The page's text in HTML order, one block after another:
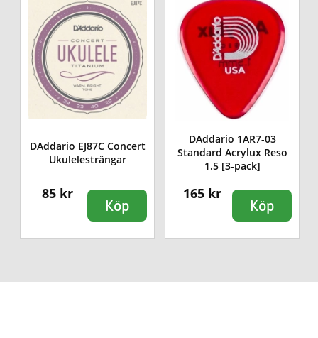
DAddario EJ87C Concert
Ukulelesträngar
85 kr
Köp
DAddario 1AR7-03
Standard Acrylux Reso
1.5 [3-pack]
165 kr
Köp